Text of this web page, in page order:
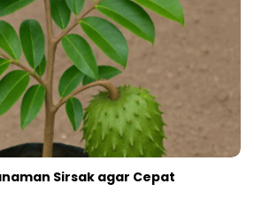
Sirsak agar Cepat